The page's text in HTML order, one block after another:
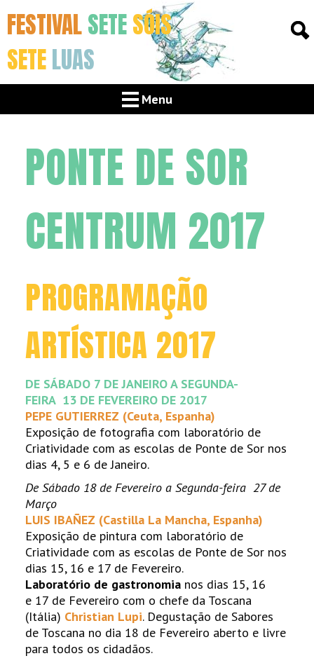
FESTIVALSETESÓIS
SETELUAS
Menu
PONTE DE SOR
CENTRUM 2017
PROGRAMAÇÃO
ARTÍSTICA 2017
DE SÁBADO 7 DE JANEIRO A SEGUNDA-
FEIRA 13 DE FEVEREIRO DE 2017
PEPE GUTIERREZ (Ceuta, Espanha)
Exposição de fotografia com laboratório de
Criatividade com as escolas de Ponte de Sor nos
dias 4, 5 e 6 de Janeiro.
De Sábado 18 de Fevereiro a Segunda-feira 27 de
Março
LUIS IBAÑEZ (Castilla La Mancha, Espanha)
Exposição de pintura com laboratório de
Criatividade com as escolas de Ponte de Sor nos
dias 15, 16 e 17 de Fevereiro.
Laboratório de gastronomia nos dias 15, 16
e 17 de Fevereiro com o chefe da Toscana
(Itália) Christian Lupi. Degustação de Sabores
de Toscana no dia 18 de Fevereiro aberto e livre
para todos os cidadãos.